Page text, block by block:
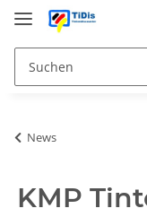
News
KMP